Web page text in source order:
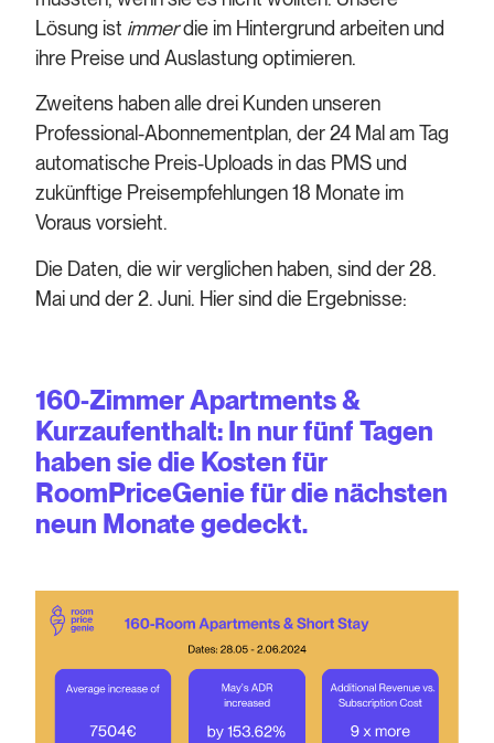
Lösung ist immerdie im Hintergrund arbeiten und
ihre Preise und Auslastung optimieren.
Zweitens haben alle drei Kunden unseren
Professional-Abonnementplan, der 24 Mal am Tag
automatische Preis-Uploads in das PMS und
zukünftige Preisempfehlungen 18 Monate im
Voraus vorsieht.
Die Daten, die wir verglichen haben, sind der 28.
Mai und der 2. Juni. Hier sind die Ergebnisse:
160-Zimmer Apartments &
Kurzaufenthalt: In nur fünf Tagen
haben sie die Kosten für
RoomPriceGenie für die nächsten
neun Monate gedeckt.